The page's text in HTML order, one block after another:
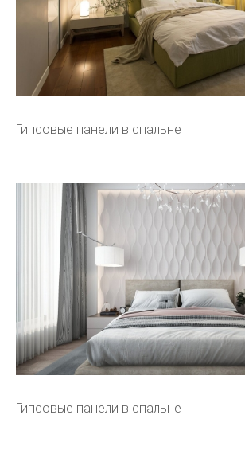
Гипсовые панели в спальне
Гипсовые панели в спальне